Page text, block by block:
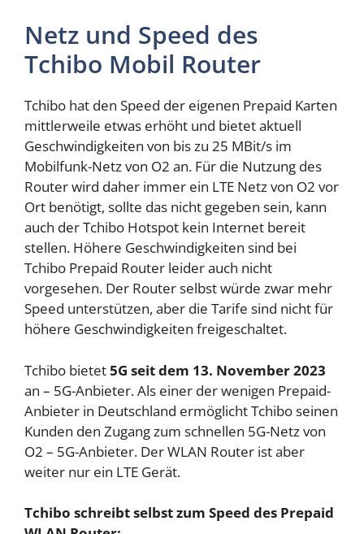
Netz und Speed des
Tchibo Mobil Router
Tchibo hat den Speed der eigenen Prepaid Karten
mittlerweile etwas erhöht und bietet aktuell
Geschwindigkeiten von bis zu 25 MBit/s im
Mobilfunk-Netz von O2 an. Für die Nutzung des
Router wird daher immer ein LTE Netz von O2 vor
Ort benötigt, sollte das nicht gegeben sein, kann
auch der Tchibo Hotspot kein Internet bereit
stellen. Höhere Geschwindigkeiten sind bei
Tchibo Prepaid Router leider auch nicht
vorgesehen. Der Router selbst würde zwar mehr
Speed unterstützen, aber die Tarife sind nicht für
höhere Geschwindigkeiten freigeschaltet.
Tchibo bietet5G seit dem 13. November 2023
an – 5G-Anbieter. Als einer der wenigen Prepaid-
Anbieter in Deutschland ermöglicht Tchibo seinen
Kunden den Zugang zum schnellen 5G-Netz von
O2 – 5G-Anbieter. Der WLAN Router ist aber
weiter nur ein LTE Gerät.
Tchibo schreibt selbst zum Speed des Prepaid